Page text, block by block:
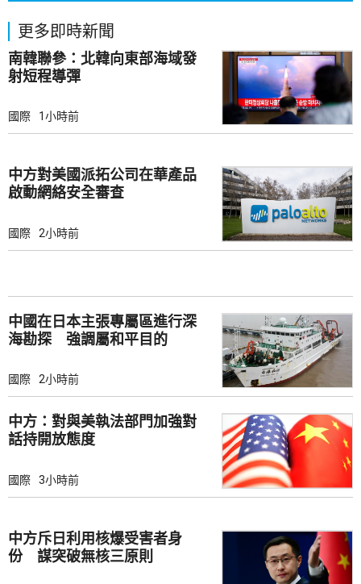
更多即時新聞
南韓聯參：北韓向東部海域發
射短程導彈
國際 1小時前
中方對美國派拓公司在華產品
啟動網絡安全審查
國際 2小時前
中國在日本主張專屬區進行深
海勘探 強調屬和平目的
國際 2小時前
中方：對與美執法部門加強對
話持開放態度
國際 3小時前
中方斥日利用核爆受害者身
份 謀突破無核三原則